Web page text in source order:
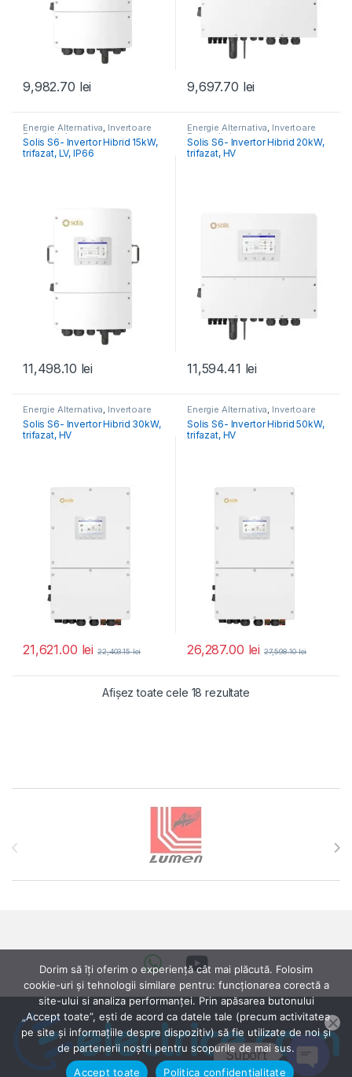
9,982.70 lei 9,697.70 lei
Energie Alternativa, Invertoare
Fotovoltaice
Solis S6- Invertor Hibrid 15kW,
trifazat, LV, IP66
11,498.10 lei
Energie Alternativa, Invertoare
Fotovoltaice
Solis S6- Invertor Hibrid 20kW,
trifazat, HV
11,594.41 lei
Energie Alternativa, Invertoare
Fotovoltaice
Solis S6- Invertor Hibrid 30kW,
trifazat, HV
21,621.00 lei 22,403.15lei
Energie Alternativa, Invertoare
Fotovoltaice
Solis S6- Invertor Hibrid 50kW,
trifazat, HV
26,287.00 lei 27,598.10lei
Afișez toate cele 18 rezultate
Dorim să îți oferim o experiență cât mai plăcută. Folosim
cookie-uri și tehnologii similare pentru: funcționarea corectă a
site-ului si analiza performanței. Prin apăsarea butonului
„Accept toate”, ești de acord ca datele tale (precum activitatea
pe site și informațiile despre dispozitiv) să fie utilizate de noi și
de partenerii noștri pentru scopurile de mai sus.
Accept toate
Politica confidențialitate
Suport